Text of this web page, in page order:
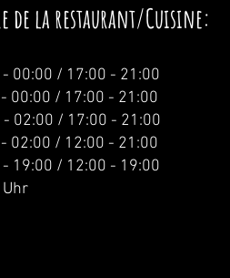
de la restaurant/Cuisine:
- 00:00 / 17:00 - 21:00
/ 17:00 - 21:00
/ 17:00 - 21:00
/ 12:00 - 21:00
19:00 / 12:00 - 19:00